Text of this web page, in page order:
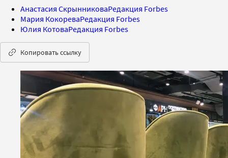
Анастасия СкрынниковаРедакция Forbes
Мария КокореваРедакция Forbes
Юлия КотоваРедакция Forbes
Копировать ссылку